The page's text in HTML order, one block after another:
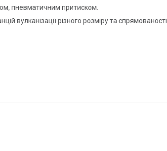
пневматичним притиском.
вулканізації різного розміру та спрямованості.